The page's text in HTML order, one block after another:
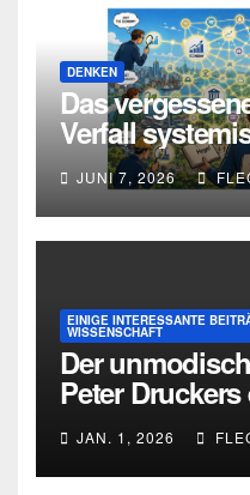
DENKEN
Das
Verfall
Deutschland
JUNI 7, 2026
EINIGE INTERESSANTE
WISSENSCHAFT
Der
Peter
Intervention von
JAN. 1, 2026